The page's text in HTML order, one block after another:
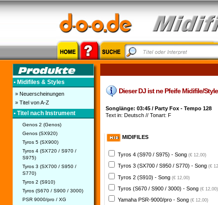
• Midifiles & Styles
» Neuerscheinungen
» Titel von A-Z
• Titel nach Instrument
Genos 2 (Genos)
Genos (SX920)
Tyros 5 (SX900)
Tyros 4 (SX720 / S970 /
S975)
Tyros 3 (SX700 / S950 /
S770)
Tyros 2 (S910)
Tyros (S670 / S900 / 3000)
PSR 9000/pro / XG
Dieser DJ ist ne Pfeife Midifile/
Songlänge: 03:45 / Party Fox - Tempo 128
Text in: Deutsch // Tonart: F
MIDIFILES
Tyros 4 (S970 / S975) - Song (€ 12,00)
Tyros 3 (SX700 / S950 / S770) - Song (€
Tyros 2 (S910) - Song (€ 12,00)
Tyros (S670 / S900 / 3000) - Song (€ 12,00)
Yamaha PSR-9000/pro - Song (€ 12,00)